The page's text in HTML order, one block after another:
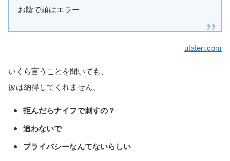
お陰で頭はエラー
utaten.com
いくら言うことを聞いても、
彼は納得してくれません。
拒んだらナイフで刺すの？
追わないで
プライバシーなんてないらしい